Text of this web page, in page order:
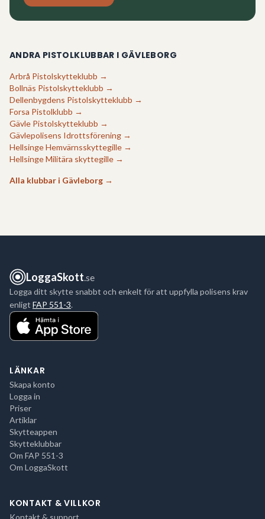
ANDRA PISTOLKLUBBAR I GÄVLEBORG
Arbrå Pistolskytteklubb →
Bollnäs Pistolskytteklubb →
Dellenbygdens Pistolskytteklubb →
Forsa Pistolklubb →
Gävle Pistolskytteklubb →
Gävlepolisens Idrottsförening →
Hellsinge Hemvärnsskyttegille →
Hellsinge Militära skyttegille →
Alla klubbar i Gävleborg →
LoggaSkott.se
Logga ditt skytte snabbt och enkelt för att uppfylla polisens krav
enligt FAP 551-3.
LÄNKAR
Skapa konto
Logga in
Priser
Artiklar
Skytteappen
Skytteklubbar
Om FAP 551-3
Om LoggaSkott
KONTAKT & VILLKOR
Kontakt & support